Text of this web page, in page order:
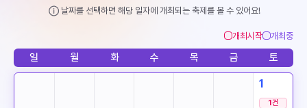
날짜를 선택하면 해당 일자에 개최되는 축제를 볼 수 있어요!
개최시작 개최중
일 월 화 수 목 금 토
1
1건